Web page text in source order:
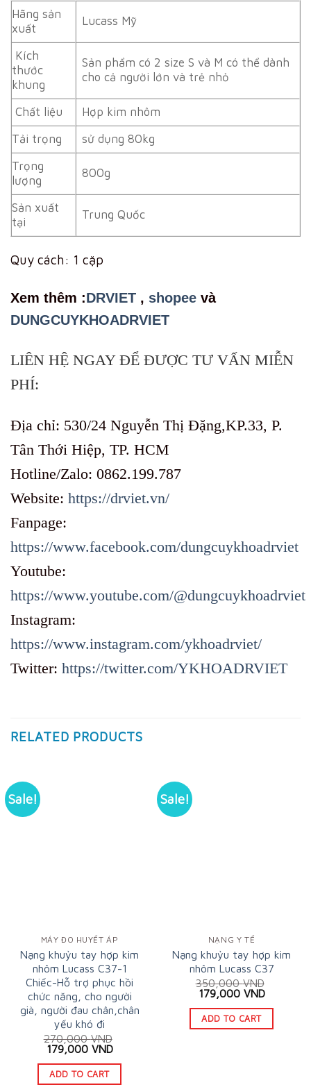
Hãng sản
xuất
Lucass Mỹ
Kích
thước
khung
Sản phẩm có 2 size S và M có thể dành
cho cả người lớn và trẻ nhỏ
Chất liệu
Hợp kim nhôm
Tải trọng
sử dụng 80kg
Trọng
lượng
800g
Sản xuất
tại
Trung Quốc
Quy cách: 1 cặp
Xem thêm :DRVIET , shopee và
DUNGCUYKHOADRVIET
LIÊN HỆ NGAY ĐỂ ĐƯỢC TƯ VẤN MIỄN
PHÍ:
Địa chỉ: 530/24 Nguyễn Thị Đặng,KP.33, P.
Tân Thới Hiệp, TP. HCM
Hotline/Zalo: 0862.199.787
Website: https://drviet.vn/
Fanpage:
https://www.facebook.com/dungcuykhoadrviet
Youtube:
https://www.youtube.com/@dungcuykhoadrviet
Instagram:
https://www.instagram.com/ykhoadrviet/
Twitter: https://twitter.com/YKHOADRVIET
RELATED PRODUCTS
Sale!
MÁY ĐO HUYẾT ÁP
Nạng khuỷu tay hợp kim
nhôm Lucass C37-1
Chiếc-Hỗ trợ phục hồi
chức năng, cho người
già, người đau chân,chân
yếu khó đi
270,000VND
Original
price
was:
270,000 VND.
179,000 VNDCurrent
is:
ADD TO CART
Sale!
NẠNG Y TẾ
Nạng khuỷu tay hợp kim
nhôm Lucass C37
350,000VND
Original
price
was:
350,000 VND.
179,000 VNDCurrent
is:
ADD TO CART